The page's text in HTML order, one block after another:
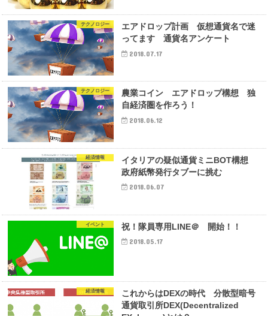
テクノロジー
エアドロップ計画 仮想通貨名で迷
ってます 通貨名アンケート
2018.07.17
テクノロジー
農業コイン エアドロップ構想 独
自経済圏を作ろう！
2018.06.12
経済情報
イタリアの疑似通貨ミニBOT構想
政府紙幣発行タブーに挑む
2018.06.07
イベント 祝！隊員専用LINE＠ 開始！！
2018.05.17
経済情報
これからはDEXの時代 分散型暗号
通貨取引所DEX(Decentralized